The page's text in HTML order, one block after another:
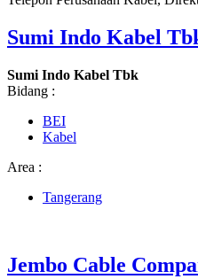
Sumi Indo Kabel
Sumi Indo Kabel Tbk
Bidang :
BEI
Kabel
Area :
Tangerang
Jembo Cable